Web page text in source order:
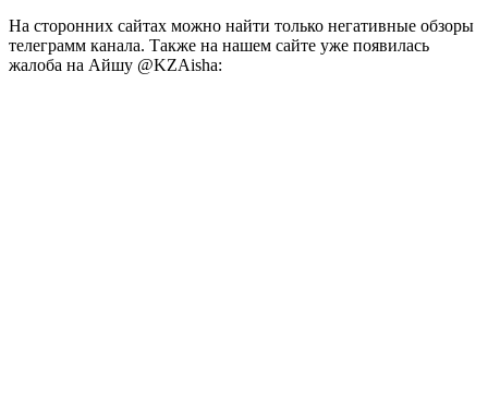
На сторонних сайтах можно найти только негативные обзоры
телеграмм канала. Также на нашем сайте уже появилась
жалоба на Айшу @KZAisha: